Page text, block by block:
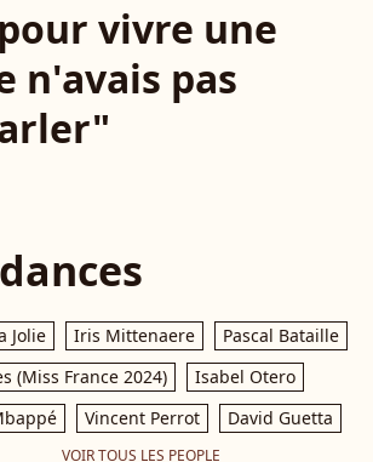
vivre une
n'avais pas
Jolie Iris Mittenaere
Pascal Bataille
(Miss France 2024)
Isabel Otero
Vincent Perrot David Guetta
VOIR TOUS LES PEOPLE